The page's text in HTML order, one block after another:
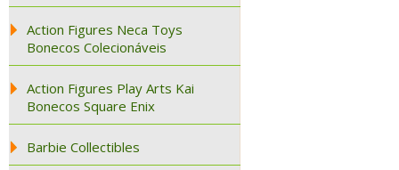
Action Figures Neca Toys
Bonecos Colecionáveis
Action Figures Play Arts Kai
Bonecos Square Enix
Barbie Collectibles